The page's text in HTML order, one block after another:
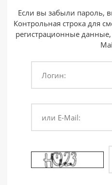
или
Если вы забыли пароль,
Контрольная строка для
регистрационные
Логин:
или E-Mail: